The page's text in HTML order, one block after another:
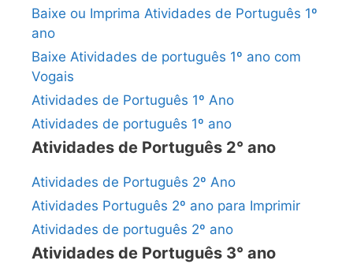
Baixe ou Imprima Atividades de Português 1º
ano
Baixe Atividades de português 1º ano com
Vogais
Atividades de Português 1º Ano
Atividades de português 1º ano
Atividades de Português 2° ano
Atividades de Português 2º Ano
Atividades Português 2º ano para Imprimir
Atividades de português 2º ano
Atividades de Português 3° ano